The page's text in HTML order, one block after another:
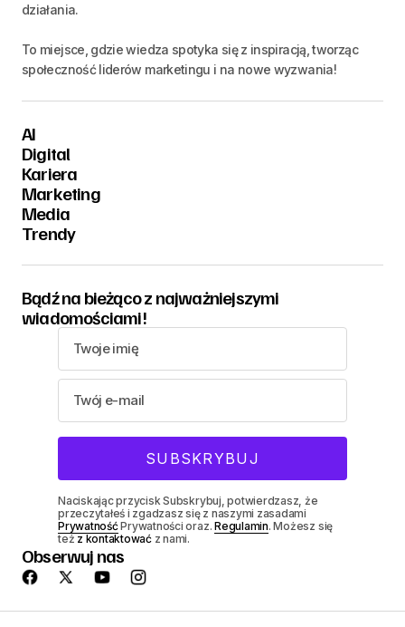
działania.
To miejsce, gdzie wiedza spotyka się z inspiracją, tworząc
społeczność liderów marketingu i na nowe wyzwania!
AI
Digital
Kariera
Marketing
Media
Trendy
Bądź na bieżąco z najważniejszymi
wiadomościami!
Naciskając przycisk Subskrybuj, potwierdzasz, że
przeczytałeś i zgadzasz się z naszymi zasadami
PrywatnośćPrywatności oraz.Regulamin. Możesz się
też z kontaktowaćz nami.
Obserwuj nas